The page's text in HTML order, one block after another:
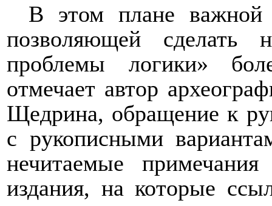
В этом плане важной
позволяющей сделать
проблемы логики»
отмечает автор
Щедрина, обращение к
с рукописными
нечитаемые
издания, на которые